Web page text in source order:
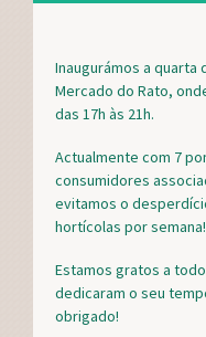
Inaugurámos a quarta
Mercado do Rato,
das 17h às 21h.
Actualmente com 7
consumidores
evitamos o
hortícolas por semana!
Estamos gratos a
dedicaram o seu
obrigado!